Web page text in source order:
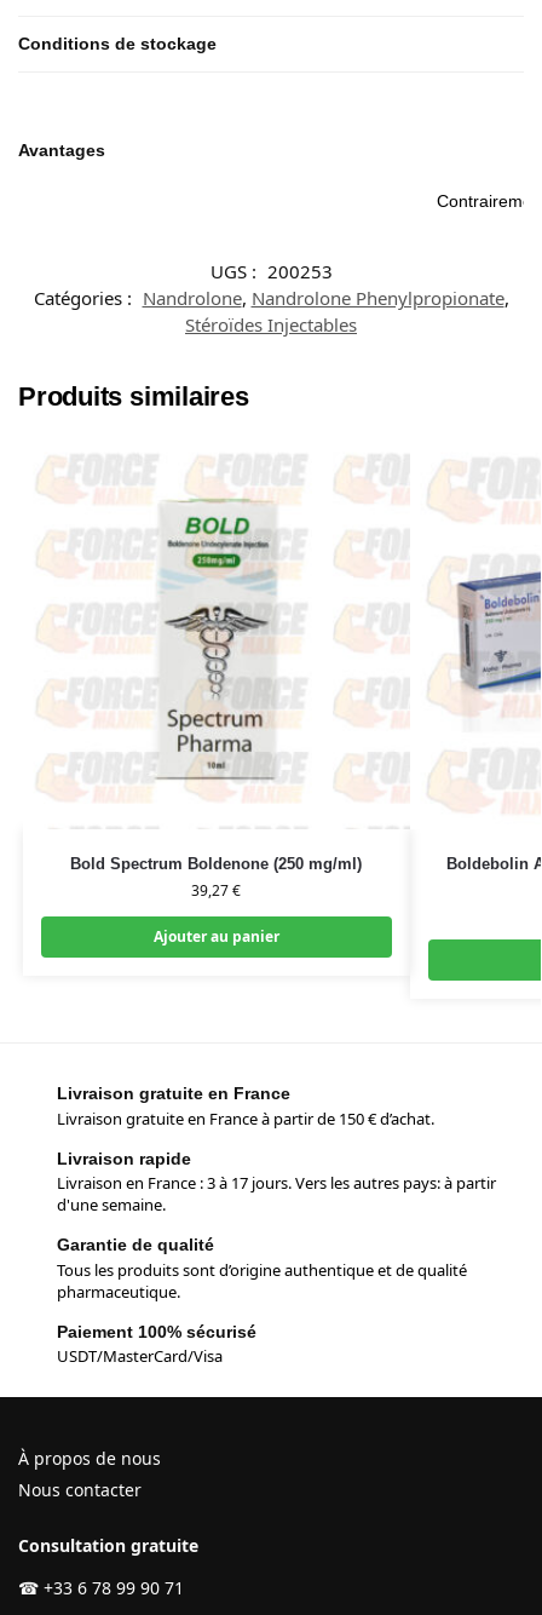
Conditions de stockage
Avantages
UGS : 200253
Catégories : Nandrolone, Nandrolone Phenylpropionate,
Stéroïdes Injectables
Produits similaires
Bold Spectrum Boldenone (250 mg/ml)
39,27€
Ajouter au panier
Boldebolin
Livraison gratuite en France
Livraison gratuite en France à partir de 150 € d’achat.
Livraison rapide
Livraison en France : 3 à 17 jours. Vers les autres pays: à partir
d'une semaine.
Garantie de qualité
Tous les produits sont d’origine authentique et de qualité
pharmaceutique.
Paiement 100% sécurisé
USDT/MasterCard/Visa
À propos de nous
Nous contacter
Consultation gratuite
☎ +33 6 78 99 90 71